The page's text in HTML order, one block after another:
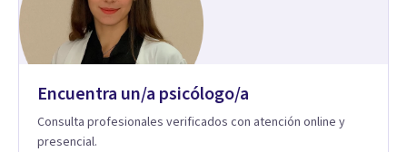
Encuentra un/a psicólogo/a
Consulta profesionales verificados con atención online y
presencial.